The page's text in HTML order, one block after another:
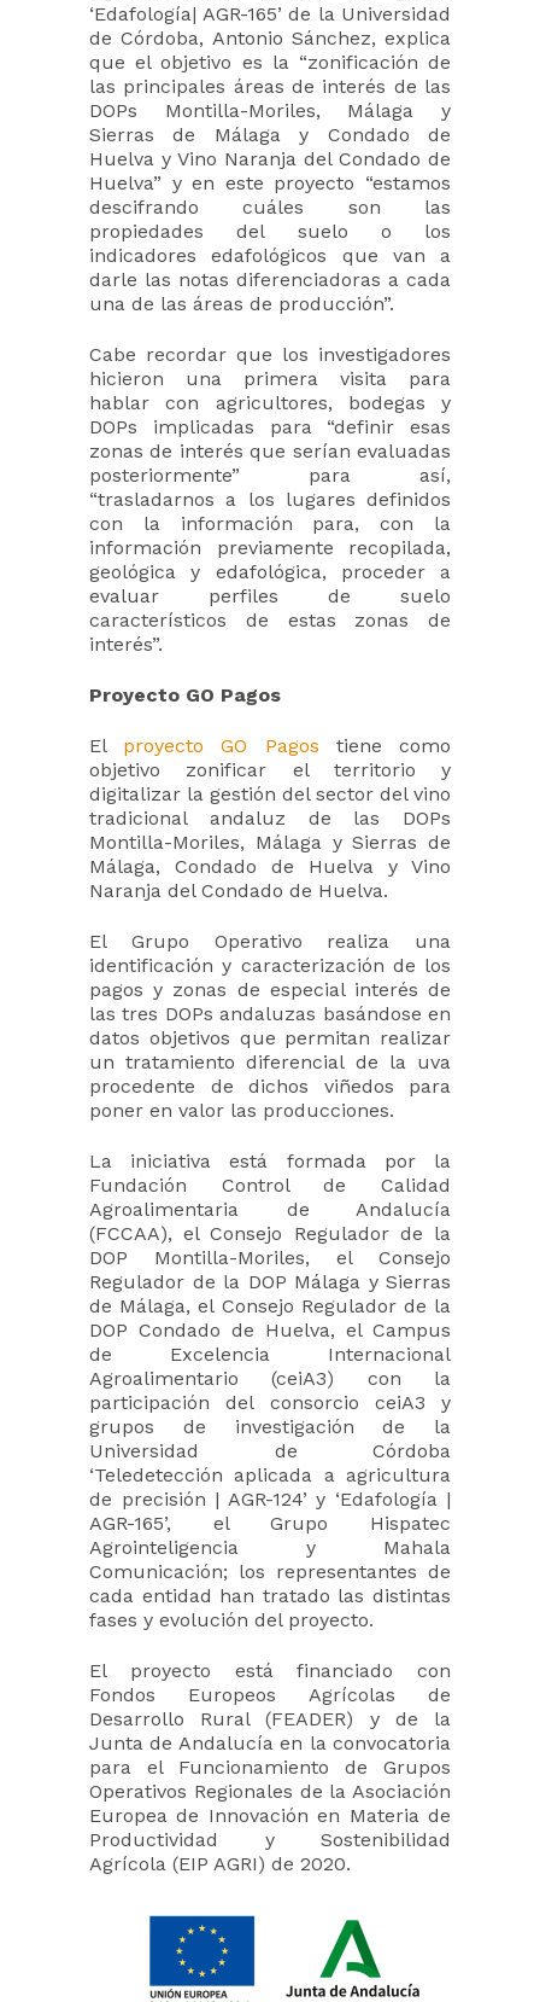
‘Edafología| AGR-165’ de la Universidad
de Córdoba, Antonio Sánchez, explica
que el objetivo es la “zonificación de
las principales áreas de interés de las
DOPs Montilla-Moriles, Málaga y
Sierras de Málaga y Condado de
Huelva y Vino Naranja del Condado de
Huelva” y en este proyecto “estamos
descifrando cuáles son las
propiedades del suelo o los
indicadores edafológicos que van a
darle las notas diferenciadoras a cada
una de las áreas de producción”.
Cabe recordar que los investigadores
hicieron una primera visita para
hablar con agricultores, bodegas y
DOPs implicadas para “definir esas
zonas de interés que serían evaluadas
posteriormente” para así,
“trasladarnos a los lugares definidos
con la información para, con la
información previamente recopilada,
geológica y edafológica, proceder a
evaluar perfiles de suelo
característicos de estas zonas de
interés”.
Proyecto GO Pagos
El proyecto GO Pagos tiene como
objetivo zonificar el territorio y
digitalizar la gestión del sector del vino
tradicional andaluz de las DOPs
Montilla-Moriles, Málaga y Sierras de
Málaga, Condado de Huelva y Vino
Naranja del Condado de Huelva.
El Grupo Operativo realiza una
identificación y caracterización de los
pagos y zonas de especial interés de
las tres DOPs andaluzas basándose en
datos objetivos que permitan realizar
un tratamiento diferencial de la uva
procedente de dichos viñedos para
poner en valor las producciones.
La iniciativa está formada por la
Fundación Control de Calidad
Agroalimentaria de Andalucía
(FCCAA), el Consejo Regulador de la
DOP Montilla-Moriles, el Consejo
Regulador de la DOP Málaga y Sierras
de Málaga, el Consejo Regulador de la
DOP Condado de Huelva, el Campus
de Excelencia Internacional
Agroalimentario (ceiA3) con la
participación del consorcio ceiA3 y
grupos de investigación de la
Universidad de Córdoba
‘Teledetección aplicada a agricultura
de precisión | AGR-124’ y ‘Edafología |
AGR-165’, el Grupo Hispatec
Agrointeligencia y Mahala
Comunicación; los representantes de
cada entidad han tratado las distintas
fases y evolución del proyecto.
El proyecto está financiado con
Fondos Europeos Agrícolas de
Desarrollo Rural (FEADER) y de la
Junta de Andalucía en la convocatoria
para el Funcionamiento de Grupos
Operativos Regionales de la Asociación
Europea de Innovación en Materia de
Productividad y Sostenibilidad
Agrícola (EIP AGRI) de 2020.